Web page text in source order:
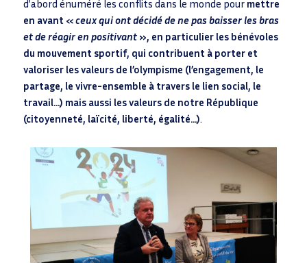
d’abord énuméré les conflits dans le monde pour mettre
en avant «ceux qui ont décidé de ne pas baisser les bras
et de réagir en positivant», en particulier les bénévoles
du mouvement sportif, qui contribuent à porter et
valoriser les valeurs de l’olympisme (l’engagement, le
partage, le vivre-ensemble à travers le lien social, le
travail…) mais aussi les valeurs de notre République
(citoyenneté, laïcité, liberté, égalité…).